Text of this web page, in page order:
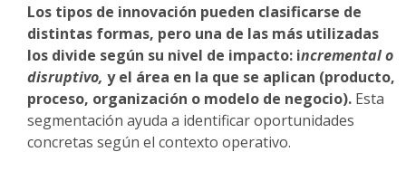
Los tipos de innovación pueden clasificarse de
distintas formas, pero una de las más utilizadas
los divide según su nivel de impacto: incremental o
disruptivo, y el área en la que se aplican (producto,
proceso, organización o modelo de negocio). Esta
segmentación ayuda a identificar oportunidades
concretas según el contexto operativo.